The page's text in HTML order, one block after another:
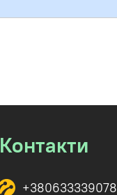
Контакти
+380633339078